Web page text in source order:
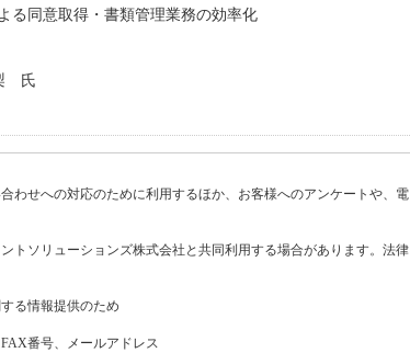
る同意取得・書類管理業務の効率化
　氏
わせへの対応のために利用するほか、お客様へのアンケートや、電
トソリューションズ株式会社 と共同利用する場合があります。法律
る情報提供のため
番号、メールアドレス